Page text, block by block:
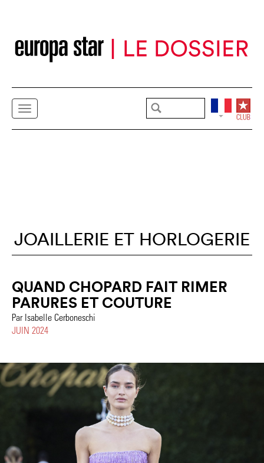
JOAILLERIE ET HORLOGERIE
QUAND CHOPARD FAIT RIMER
PARURES ET COUTURE
Par Isabelle Cerboneschi
JUIN 2024